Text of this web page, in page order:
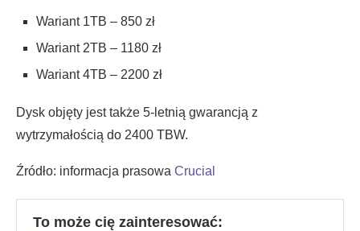
Wariant 1TB – 850 zł
Wariant 2TB – 1180 zł
Wariant 4TB – 2200 zł
Dysk objęty jest także 5-letnią gwarancją z
wytrzymałością do 2400 TBW.
Źródło: informacja prasowa Crucial
To może cię zainteresować: